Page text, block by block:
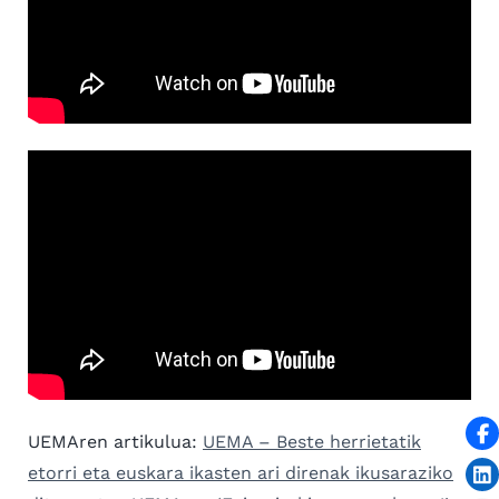
UEMAren artikulua: UEMA – Beste herrietatik
etorri eta euskara ikasten ari direnak ikusaraziko